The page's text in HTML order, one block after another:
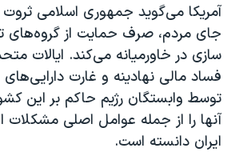
آمریکا می‌گوید جمهوری اسلامی
جای مردم، صرف حمایت از گروه‌های
سازی در خاورمیانه می‌کند. ایالات
فساد مالی نهادینه و غارت دارایی‌های
توسط وابستگان رژیم حاکم بر این
آنها را از جمله عوامل اصلی مشکلات
ایران دانسته است.